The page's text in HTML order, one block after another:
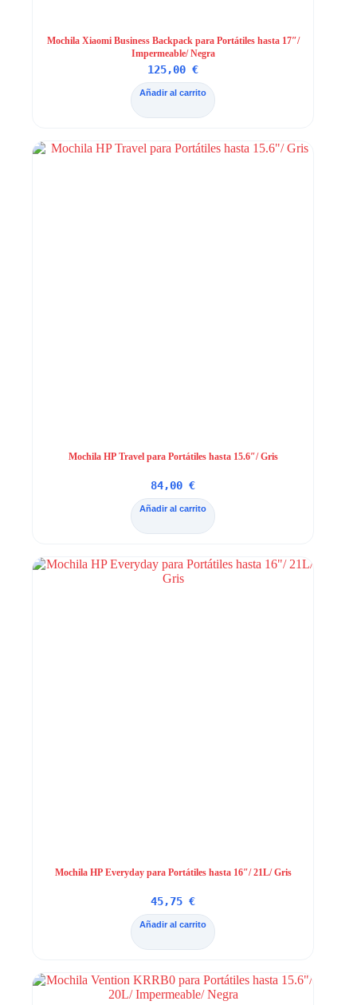
Mochila Xiaomi Business Backpack para Portátiles hasta 17″/
Impermeable/ Negra
125,00€
Añadir al carrito
Mochila HP Travel para Portátiles hasta 15.6″/ Gris
84,00€
Añadir al carrito
Mochila HP Everyday para Portátiles hasta 16″/ 21L/ Gris
45,75€
Añadir al carrito